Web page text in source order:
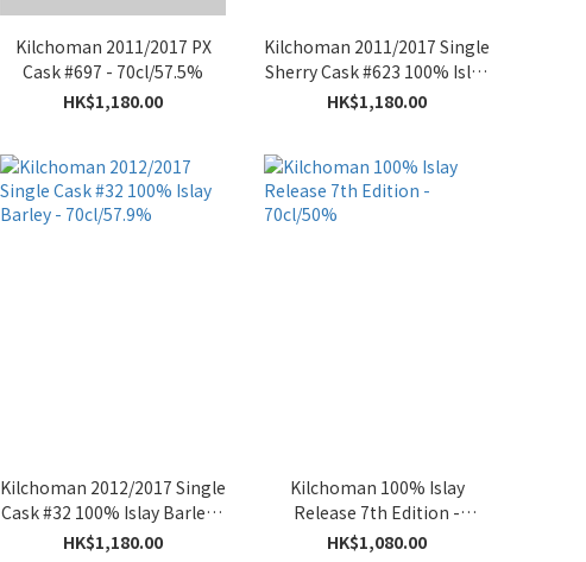
Kilchoman 2011/2017 PX
Cask #697 - 70cl/57.5%
HK$1,180.00
Kilchoman 2011/2017 Single
Sherry Cask #623 100% Islay
Barley - 70cl/57%
HK$1,180.00
Kilchoman 2012/2017 Single
Cask #32 100% Islay Barley -
70cl/57.9%
HK$1,180.00
Kilchoman 100% Islay
Release 7th Edition -
70cl/50%
HK$1,080.00